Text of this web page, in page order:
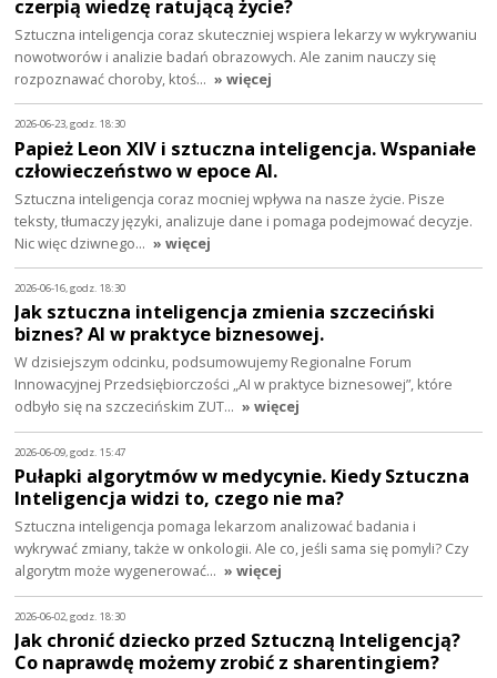
czerpią wiedzę ratującą życie?
Sztuczna inteligencja coraz skuteczniej wspiera lekarzy w wykrywaniu
nowotworów i analizie badań obrazowych. Ale zanim nauczy się
rozpoznawać choroby, ktoś… » więcej
2026-06-23, godz. 18:30
Papież Leon XIV i sztuczna inteligencja. Wspaniałe
człowieczeństwo w epoce AI.
Sztuczna inteligencja coraz mocniej wpływa na nasze życie. Pisze
teksty, tłumaczy języki, analizuje dane i pomaga podejmować decyzje.
Nic więc dziwnego… » więcej
2026-06-16, godz. 18:30
Jak sztuczna inteligencja zmienia szczeciński
biznes? AI w praktyce biznesowej.
W dzisiejszym odcinku, podsumowujemy Regionalne Forum
Innowacyjnej Przedsiębiorczości „AI w praktyce biznesowej”, które
odbyło się na szczecińskim ZUT… » więcej
2026-06-09, godz. 15:47
Pułapki algorytmów w medycynie. Kiedy Sztuczna
Inteligencja widzi to, czego nie ma?
Sztuczna inteligencja pomaga lekarzom analizować badania i
wykrywać zmiany, także w onkologii. Ale co, jeśli sama się pomyli? Czy
algorytm może wygenerować… » więcej
2026-06-02, godz. 18:30
Jak chronić dziecko przed Sztuczną Inteligencją?
Co naprawdę możemy zrobić z sharentingiem?